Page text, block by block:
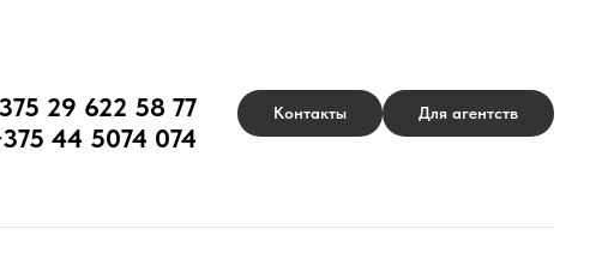
29 622 58 77
44 5074 074
Контакты Для агентств